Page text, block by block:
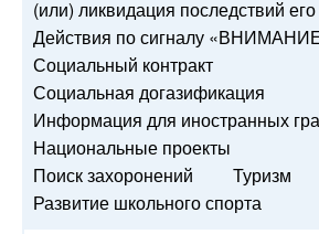
(или) ликвидация последствий
Действия по сигналу
Социальный контракт
Социальная догазификация
Информация для иностранных
Национальные проекты
Поиск захоронений
Туризм
Развитие школьного спорта